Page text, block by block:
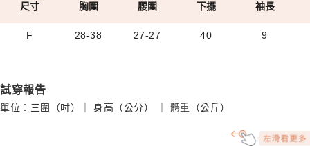
尺寸 胸圍 腰圍 下擺 袖長
F 28-38 27-27 40 9
試穿報告
單位：三圍（吋）｜ 身高（公分） ｜ 體重（公斤）